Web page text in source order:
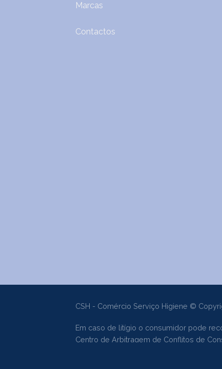
Marcas
Contactos
CSH - Comércio Serviço Higiene ©
Em caso de litígio o consumidor pode
Centro de Arbitragem de Conflitos de